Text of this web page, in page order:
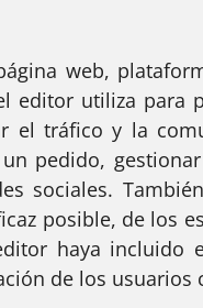
web,
editor utiliza para
el tráfico y la
pedido,
sociales.
posible, de los
haya incluido
de los usuarios